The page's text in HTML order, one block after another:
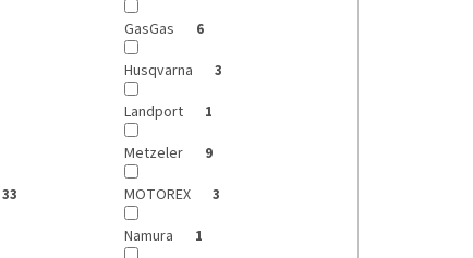
GasGas 6
Husqvarna 3
Landport 1
Metzeler 9
33 MOTOREX 3
Namura 1